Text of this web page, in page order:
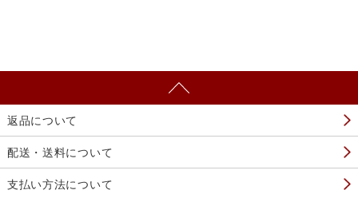
返品について
配送・送料について
支払い方法について